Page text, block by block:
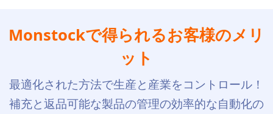
Monstockで得られるお客様のメリ
ット
最適化された方法で生産と産業をコントロール！
補充と返品可能な製品の管理の効率的な自動化の